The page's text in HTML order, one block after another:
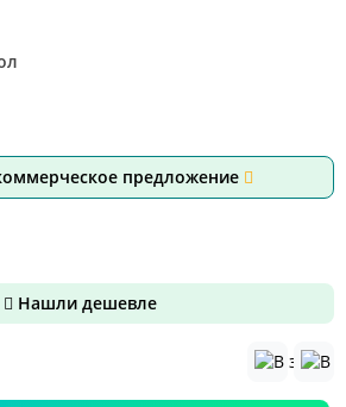
предложение
Нашли дешевле